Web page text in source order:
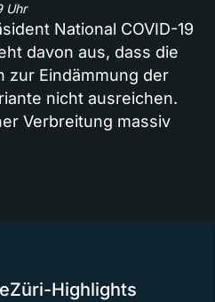
Uhr
National COVID-19
davon aus, dass die
zur Eindämmung der
nicht ausreichen.
Verbreitung massiv
Highlights